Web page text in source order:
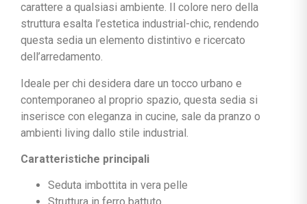
carattere a qualsiasi ambiente. Il colore nero della
struttura esalta l’estetica industrial-chic, rendendo
questa sedia un elemento distintivo e ricercato
dell’arredamento.
Ideale per chi desidera dare un tocco urbano e
contemporaneo al proprio spazio, questa sedia si
inserisce con eleganza in cucine, sale da pranzo o
ambienti living dallo stile industrial.
Caratteristiche principali
Seduta imbottita in vera pelle